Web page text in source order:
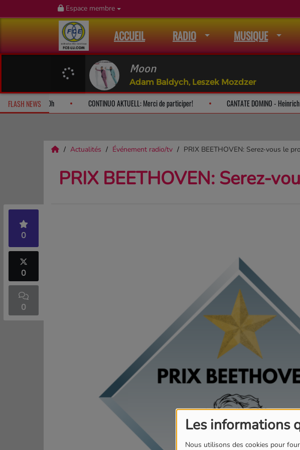
Les informations
Nous utilisons des cookies pour
Espace membre
ACCUEIL RADIO MUSIQUE
Moon
Adam Baldych, Leszek Mozdzer
FLASH NEWS
Bach: le dimanche à 10h CONTINUO AKTUELL: Merci de participer! CANTATE DOMINO -
Actualités Événement radio/tv PRIX BEETHOVEN: Serez-vous le
PRIX BEETHOVEN: Serez-
0
0
0